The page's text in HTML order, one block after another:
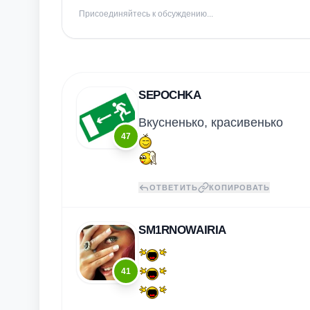
Присоединяйтесь к обсуждению...
47
SEPOCHKA
Вкусненько, красивенько
ОТВЕТИТЬ КОПИРОВАТЬ
41
SM1RNOWAIRIA